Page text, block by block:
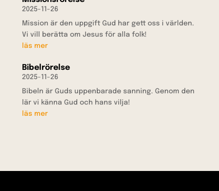
2025-11-26
Mission är den uppgift Gud har gett oss i världen.
Vi vill berätta om Jesus för alla folk!
läs mer
Bibelrörelse
2025-11-26
Bibeln är Guds uppenbarade sanning. Genom den
lär vi känna Gud och hans vilja!
läs mer